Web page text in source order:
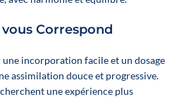
Correspond
incorporation facile et un dosage
assimilation douce et progressive.
une expérience plus